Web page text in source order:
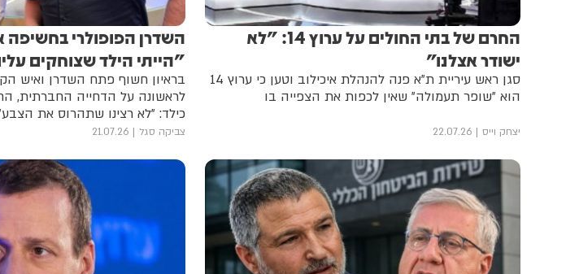
החרם של בתי החולים על ערוץ 14: "לא
ישודר אצלנו"
סגן ראש עיריית ת"א פנה להנהלת איכילוב וטען כי ערוץ 14
הוא "שופר תעמולה" שאין לכפות את הצפייה בו
יצחק וייס 22.07.26
השדרן הפופולרי בחשיפה
"הייתי הילד שצוחקים
בראיון חשוף פתח השדרן ואיש
לראשונה על הדחייה החברתית,
כילד: "לא רצינו שתהרוס את
צביקה סגל 21.07.26